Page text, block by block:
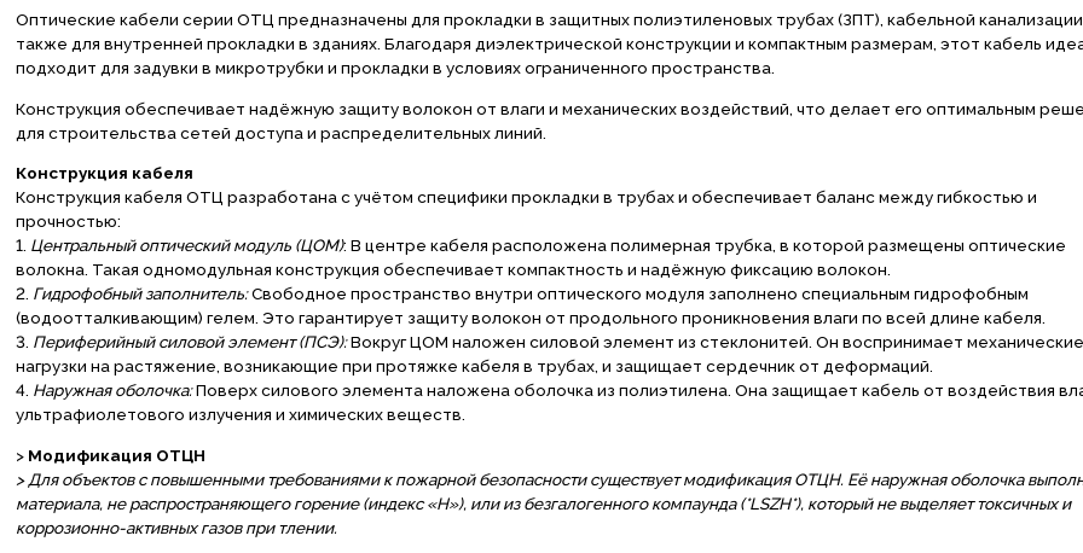
Оптические кабели серии ОТЦ предназначены для прокладки в защитных полиэтиленовых трубах (ЗПТ), кабельной
также для внутренней прокладки в зданиях. Благодаря диэлектрической конструкции и компактным размерам, этот кабель
подходит для задувки в микротрубки и прокладки в условиях ограниченного пространства.
Конструкция обеспечивает надёжную защиту волокон от влаги и механических воздействий, что делает его оптимальным
для строительства сетей доступа и распределительных линий.
Конструкция кабеля
Конструкция кабеля ОТЦ разработана с учётом специфики прокладки в трубах и обеспечивает баланс между гибкостью и
прочностью:
1. Центральный оптический модуль (ЦОМ): В центре кабеля расположена полимерная трубка, в которой размещены оптические
волокна. Такая одномодульная конструкция обеспечивает компактность и надёжную фиксацию волокон.
2. Гидрофобный заполнитель:Свободное пространство внутри оптического модуля заполнено специальным гидрофобным
(водоотталкивающим) гелем. Это гарантирует защиту волокон от продольного проникновения влаги по всей длине кабеля.
3. Периферийный силовой элемент (ПСЭ):Вокруг ЦОМ наложен силовой элемент из стеклонитей. Он воспринимает механические
нагрузки на растяжение, возникающие при протяжке кабеля в трубах, и защищает сердечник от деформаций.
4. Наружная оболочка:Поверх силового элемента наложена оболочка из полиэтилена. Она защищает кабель от воздействия
ультрафиолетового излучения и химических веществ.
> Модификация ОТЦН
>Для объектов с повышенными требованиями к пожарной безопасности существует модификация ОТЦН. Её наружная оболочка
материала, не распространяющего горение (индекс «Н»), или из безгалогенного компаунда (*LSZH*), который не выделяет токсичных и
коррозионно-активных газов при тлении.